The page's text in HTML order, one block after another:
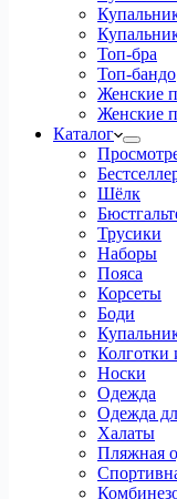
Топ-бра
Топ-бандо
Женские
Женские
Каталог
Шёлк
Трусики
Наборы
Пояса
Корсеты
Боди
Колготки
Носки
Одежда
Одежда
Халаты
Пляжная